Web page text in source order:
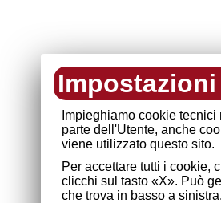
Impieghiamo cookie
parte dell'Utente, anche
viene utilizzato questo sito.
Per accettare tutti i cookie,
clicchi sul tasto «X». Può
che trova in basso a